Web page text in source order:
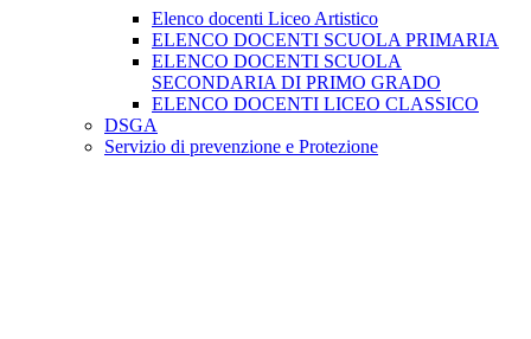
Elenco docenti Liceo Artistico
ELENCO DOCENTI SCUOLA PRIMARIA
ELENCO DOCENTI SCUOLA
SECONDARIA DI PRIMO GRADO
ELENCO DOCENTI LICEO CLASSICO
DSGA
Servizio di prevenzione e Protezione